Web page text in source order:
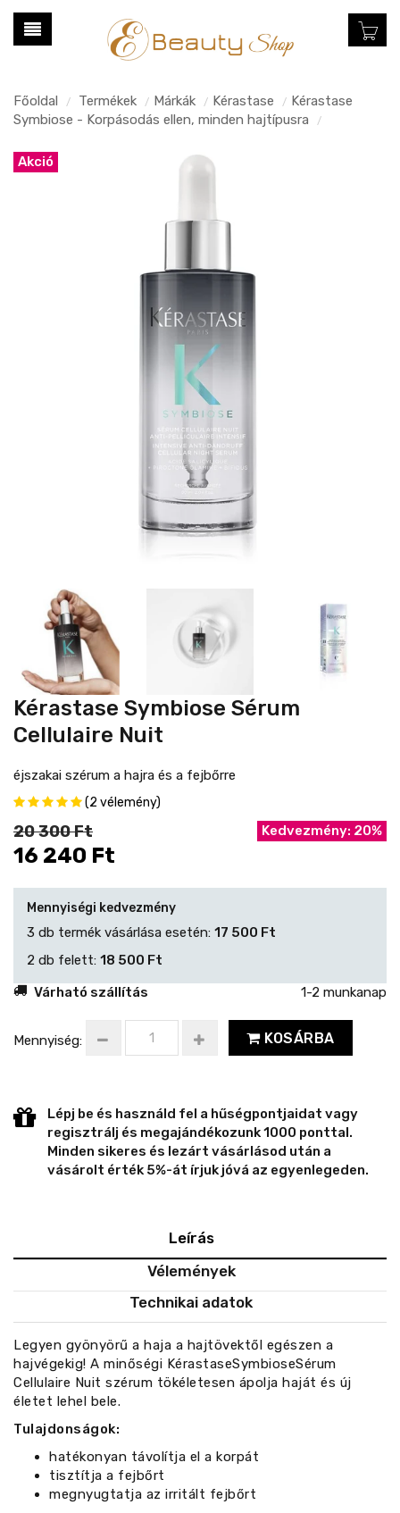
Főoldal / Termékek / Márkák / Kérastase / Kérastase
Symbiose - Korpásodás ellen, minden hajtípusra
/
Akció
Kérastase Symbiose Sérum
Cellulaire Nuit
éjszakai szérum a hajra és a fejbőrre
(2 vélemény)
20 300 Ft
16 240 Ft
Kedvezmény: 20%
Mennyiségi kedvezmény
3 db termék vásárlása esetén: 17 500 Ft
2 db felett: 18 500 Ft
Várható szállítás
1-2 munkanap
Mennyiség: KOSÁRBA
Lépj be és használd fel a hűségpontjaidat vagy
regisztrálj és megajándékozunk 1000 ponttal.
Minden sikeres és lezárt vásárlásod után a
vásárolt érték 5%-át írjuk jóvá az egyenlegeden.
Leírás
Vélemények
Technikai adatok
Legyen gyönyörű a haja a hajtövektől egészen a
hajvégekig! A minőségi KérastaseSymbioseSérum
Cellulaire Nuit szérum tökéletesen ápolja haját és új
életet lehel bele.
Tulajdonságok:
hatékonyan távolítja el a korpát
tisztítja a fejbőrt
megnyugtatja az irritált fejbőrt